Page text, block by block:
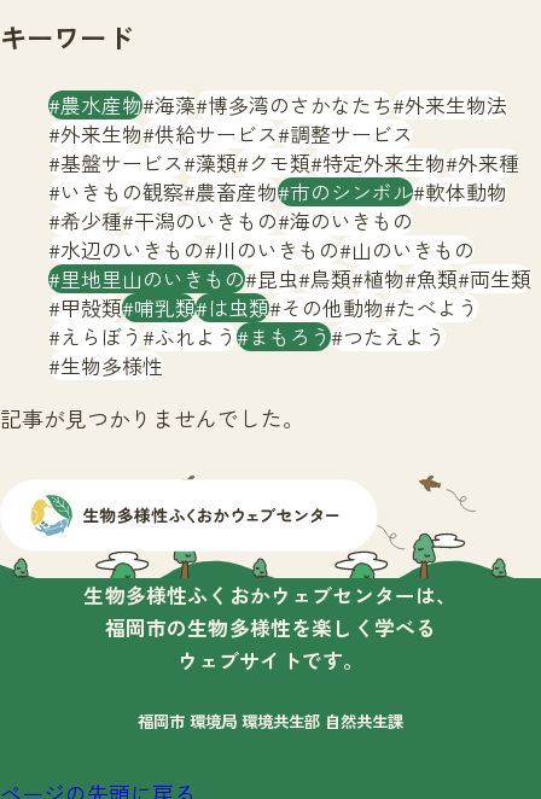
文字サイズ 小 中 大
生物多様性ふくおかウェブセンターとは
サイトマップ
キーワード
農水産物 海藻 博多湾のさかなたち 外来生物法
外来生物 供給サービス 調整サービス
基盤サービス 藻類 クモ類 特定外来生物 外来種
いきもの観察 農畜産物 市のシンボル 軟体動物
希少種 干潟のいきもの 海のいきもの
水辺のいきもの 川のいきもの 山のいきもの
里地里山のいきもの 昆虫 鳥類 植物 魚類 両生類
甲殻類 哺乳類 は虫類 その他動物 たべよう
えらぼう ふれよう まもろう つたえよう
生物多様性
記事が見つかりませんでした。
生物多様性ふくおかウェブセンターは、
福岡市の生物多様性を楽しく学べる
ウェブサイトです。
福岡市 環境局 環境共生部 自然共生課